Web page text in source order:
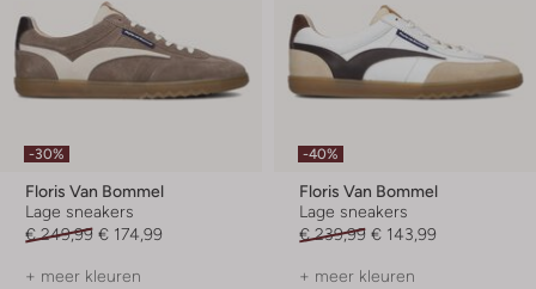
-30%
Floris Van Bommel
Lage sneakers
€ 249,99 € 174,99
+ meer kleuren
-40%
Floris Van Bommel
Lage sneakers
€ 239,99 € 143,99
+ meer kleuren